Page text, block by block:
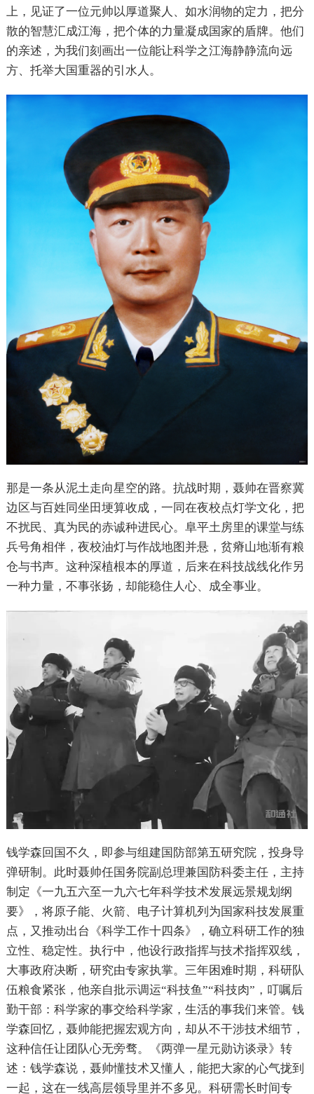
上，见证了一位元帅以厚道聚人、如水润物的定力，把分
散的智慧汇成江海，把个体的力量凝成国家的盾牌。他们
的亲述，为我们刻画出一位能让科学之江海静静流向远
方、托举大国重器的引水人。
那是一条从泥土走向星空的路。抗战时期，聂帅在晋察冀
边区与百姓同坐田埂算收成，一同在夜校点灯学文化，把
不扰民、真为民的赤诚种进民心。阜平土房里的课堂与练
兵号角相伴，夜校油灯与作战地图并悬，贫瘠山地渐有粮
仓与书声。这种深植根本的厚道，后来在科技战线化作另
一种力量，不事张扬，却能稳住人心、成全事业。
钱学森回国不久，即参与组建国防部第五研究院，投身导
弹研制。此时聂帅任国务院副总理兼国防科委主任，主持
制定《一九五六至一九六七年科学技术发展远景规划纲
要》，将原子能、火箭、电子计算机列为国家科技发展重
点，又推动出台《科学工作十四条》，确立科研工作的独
立性、稳定性。执行中，他设行政指挥与技术指挥双线，
大事政府决断，研究由专家执掌。三年困难时期，科研队
伍粮食紧张，他亲自批示调运“科技鱼”“科技肉”，叮嘱后
勤干部：科学家的事交给科学家，生活的事我们来管。钱
学森回忆，聂帅能把握宏观方向，却从不干涉技术细节，
这种信任让团队心无旁骛。《两弹一星元勋访谈录》转
述：钱学森说，聂帅懂技术又懂人，能把大家的心气拢到
一起，这在一线高层领导里并不多见。科研需长时间专